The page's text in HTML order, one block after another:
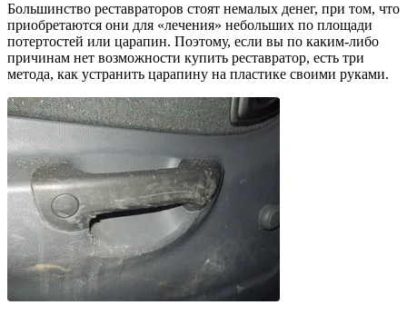
Большинство реставраторов стоят немалых денег, при том, что
приобретаются они для «лечения» небольших по площади
потертостей или царапин. Поэтому, если вы по каким-либо
причинам нет возможности купить реставратор, есть три
метода, как устранить царапину на пластике своими руками.